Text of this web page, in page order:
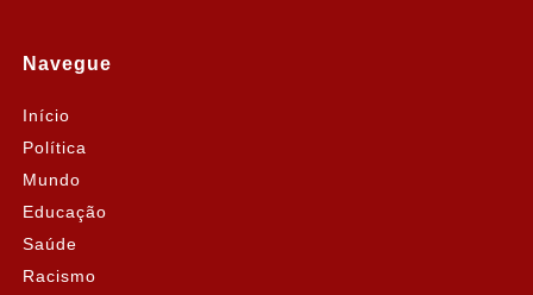
Navegue
Início
Política
Mundo
Educação
Saúde
Racismo